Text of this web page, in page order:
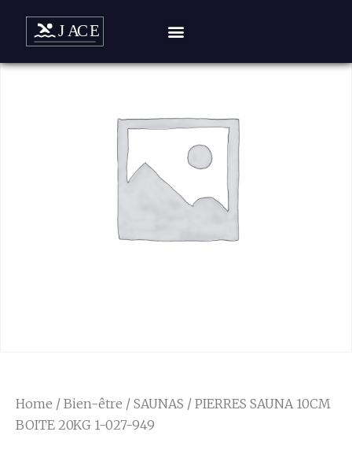
Home / Bien-être / SAUNAS / PIERRES SAUNA 10CM
BOITE 20KG 1-027-949